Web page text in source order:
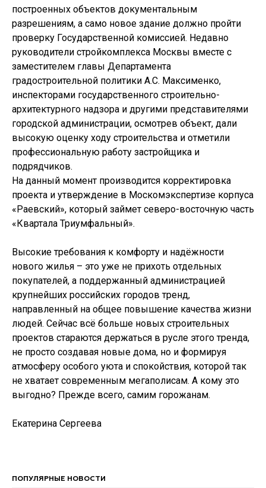
построенных объектов документальным
разрешениям, а само новое здание должно пройти
проверку Государственной комиссией. Недавно
руководители стройкомплекса Москвы вместе с
заместителем главы Департамента
градостроительной политики А.С. Максименко,
инспекторами государственного строительно-
архитектурного надзора и другими представителями
городской администрации, осмотрев объект, дали
высокую оценку ходу строительства и отметили
профессиональную работу застройщика и
подрядчиков.
На данный момент производится корректировка
проекта и утверждение в Москомэкспертизе корпуса
«Раевский», который займет северо-восточную часть
«Квартала Триумфальный».
Высокие требования к комфорту и надёжности
нового жилья – это уже не прихоть отдельных
покупателей, а поддержанный администрацией
крупнейших российских городов тренд,
направленный на общее повышение качества жизни
людей. Сейчас всё больше новых строительных
проектов стараются держаться в русле этого тренда,
не просто создавая новые дома, но и формируя
атмосферу особого уюта и спокойствия, которой так
не хватает современным мегаполисам. А кому это
выгодно? Прежде всего, самим горожанам.
Екатерина Сергеева
ПОПУЛЯРНЫЕ НОВОСТИ